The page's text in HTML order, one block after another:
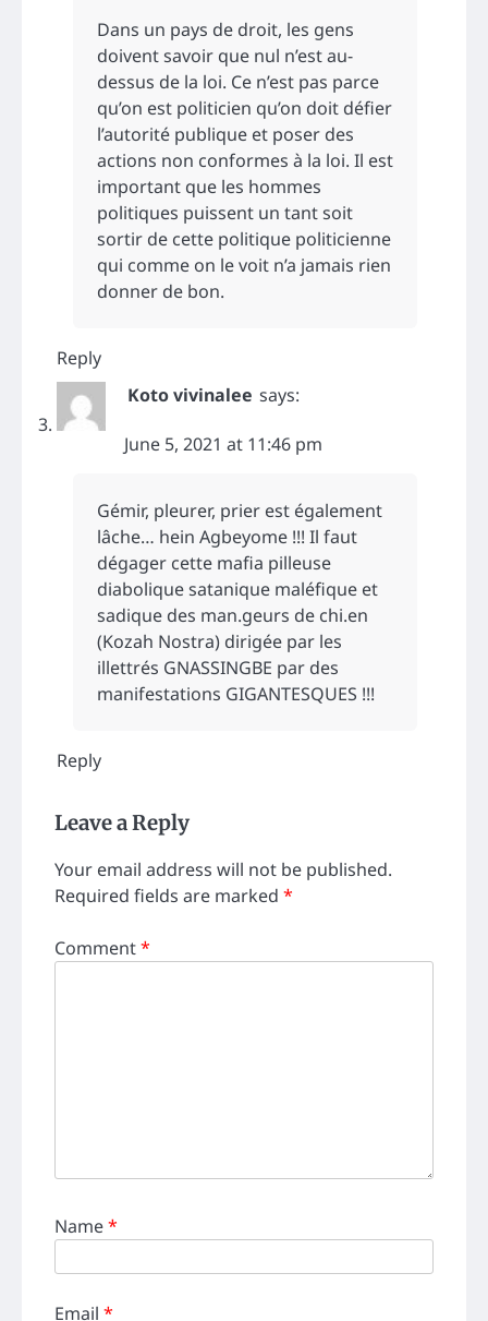
Dans un pays de droit, les gens
doivent savoir que nul n’est au-
dessus de la loi. Ce n’est pas parce
qu’on est politicien qu’on doit défier
l’autorité publique et poser des
actions non conformes à la loi. Il est
important que les hommes
politiques puissent un tant soit
sortir de cette politique politicienne
qui comme on le voit n’a jamais rien
donner de bon.
Reply
Koto vivinalee says:
June 5, 2021 at 11:46 pm
Gémir, pleurer, prier est également
lâche… hein Agbeyome !!! Il faut
dégager cette mafia pilleuse
diabolique satanique maléfique et
sadique des man.geurs de chi.en
(Kozah Nostra) dirigée par les
illettrés GNASSINGBE par des
manifestations GIGANTESQUES !!!
Reply
Leave a Reply
Your email address will not be published.
Required fields are marked *
Comment*
Name*
Email *